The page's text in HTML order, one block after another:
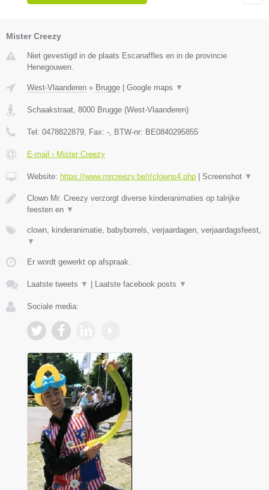
Mister Creezy
Niet gevestigd in de plaats Escanaffles en in de provincie
Henegouwen.
West-Vlaanderen » Brugge Google maps ▼
Schaakstraat, 8000 Brugge (West-Vlaanderen)
Tel: 0478822879, Fax: -, BTW-nr: BE0840295855
E-mail › Mister Creezy
Website: https://www.mrcreezy.be/r/clowns4.php Screenshot ▼
Clown Mr. Creezy verzorgt diverse kinderanimaties op talrijke
feesten en ▼
clown, kinderanimatie, babyborrels, verjaardagen, verjaardagsfeest,
▼
Er wordt gewerkt op afspraak.
Laatste tweets ▼ Laatste facebook posts ▼
Sociale media: